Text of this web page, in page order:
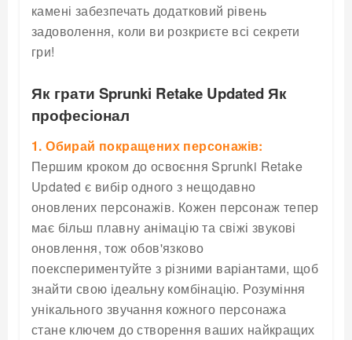
камені забезпечать додатковий рівень
задоволення, коли ви розкриєте всі секрети
гри!
Як грати Sprunki Retake Updated Як
професіонал
1. Обирай покращених персонажів:
Першим кроком до освоєння Sprunki Retake
Updated є вибір одного з нещодавно
оновлених персонажів. Кожен персонаж тепер
має більш плавну анімацію та свіжі звукові
оновлення, тож обов'язково
поекспериментуйте з різними варіантами, щоб
знайти свою ідеальну комбінацію. Розуміння
унікального звучання кожного персонажа
стане ключем до створення ваших найкращих